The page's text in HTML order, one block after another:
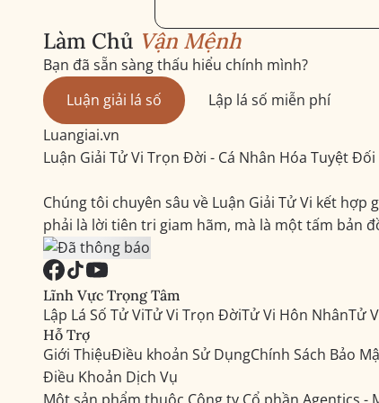
Làm Chủ Vận Mệnh
Bạn đã sẵn sàng thấu hiểu chính mình?
Luận giải lá số
Lập lá số miễn phí
Luangiai.vn
Luận Giải Tử Vi Trọn Đời - Cá Nhân Hóa Tuyệt Đối
Chúng tôi chuyên sâu về Luận Giải Tử Vi kết
phải là lời tiên tri giam hãm, mà là một tấm bản
Lĩnh Vực Trọng Tâm
Lập Lá Số Tử ViTử Vi Trọn ĐờiTử Vi Hôn NhânTử
Hỗ Trợ
Giới ThiệuĐiều khoản Sử DụngChính Sách Bảo
Điều Khoản Dịch Vụ